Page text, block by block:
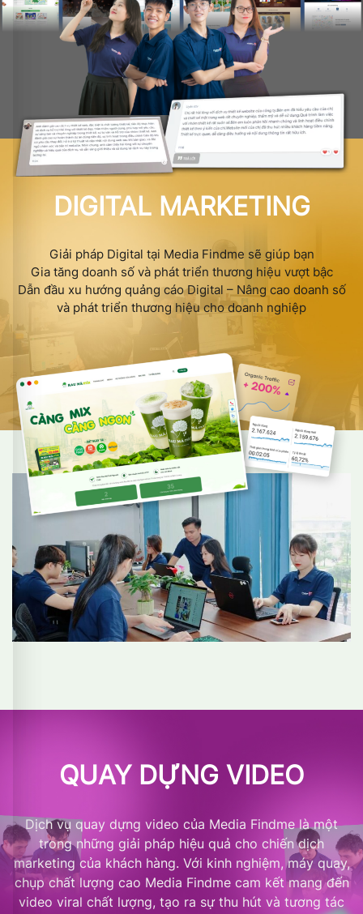
DIGITAL MARKETING
Giải pháp Digital tại Media Findme sẽ giúp bạn
Gia tăng doanh số và phát triển thương hiệu vượt bậc
Dẫn đầu xu hướng quảng cáo Digital – Nâng cao doanh số
và phát triển thương hiệu cho doanh nghiệp
QUAY DỰNG VIDEO
Dịch vụ quay dựng video của Media Findme là một
trong những giải pháp hiệu quả cho chiến dịch
marketing của khách hàng. Với kinh nghiệm, máy quay,
chụp chất lượng cao Media Findme cam kết mang đến
video viral chất lượng, tạo ra sự thu hút và tương tác